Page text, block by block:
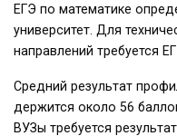
ЕГЭ по математике
университет. Для
направлений требуется
Средний результат
держится около 56
ВУЗы требуется